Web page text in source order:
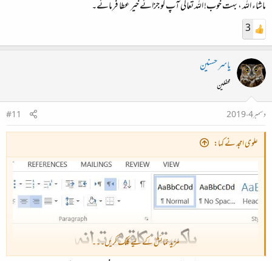
ماشاء اللہ ، بہت خوب! اللہ تعالی آپ کو جزائے خیر عطا فرمائے۔
3
یاسر حسنین
محفلین
دسمبر 4، 2019
#11
علوی امجد نے کہا:
مزید نمائش کے لیے کلک کریں۔۔۔